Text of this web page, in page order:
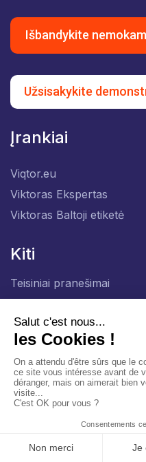
Išbandykite
Užsisakykite
Įrankiai
Viqtor.eu
Viktoras Ekspertas
Viktoras Baltoji etiketė
Kiti
Teisiniai pranešimai
Privatumo politika
Puslapiai
Apie mus
Sprendimai
Teisinė stebėsena